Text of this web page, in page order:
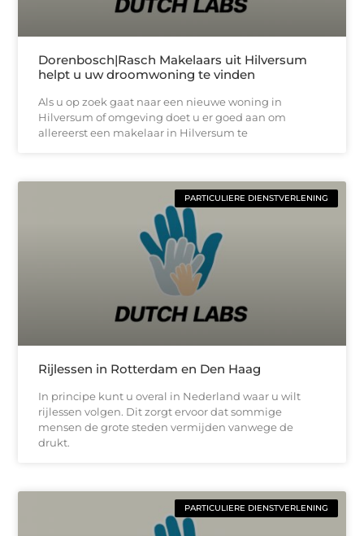
Dorenbosch|Rasch Makelaars uit Hilversum
helpt u uw droomwoning te vinden
Als u op zoek gaat naar een nieuwe woning in
Hilversum of omgeving doet u er goed aan om
allereerst een makelaar in Hilversum te
PARTICULIERE DIENSTVERLENING
Rijlessen in Rotterdam en Den Haag
In principe kunt u overal in Nederland waar u wilt
rijlessen volgen. Dit zorgt ervoor dat sommige
mensen de grote steden vermijden vanwege de
drukt.
PARTICULIERE DIENSTVERLENING